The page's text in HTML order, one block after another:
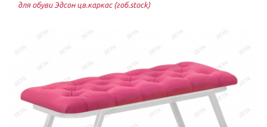
для обуви Эдсон цв.каркас (гоб.stock)